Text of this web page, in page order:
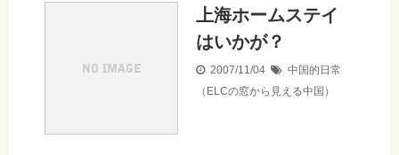
上海ホームステイ
はいかが？
2007/11/04
中国的日常
（ELCの窓から見える中国）